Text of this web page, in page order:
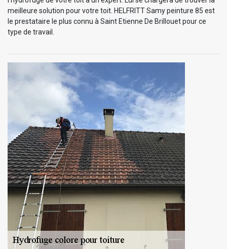
meilleure solution pour votre toit. HELFRITT Samy peinture 85 est
le prestataire le plus connu à Saint Etienne De Brillouet pour ce
type de travail.